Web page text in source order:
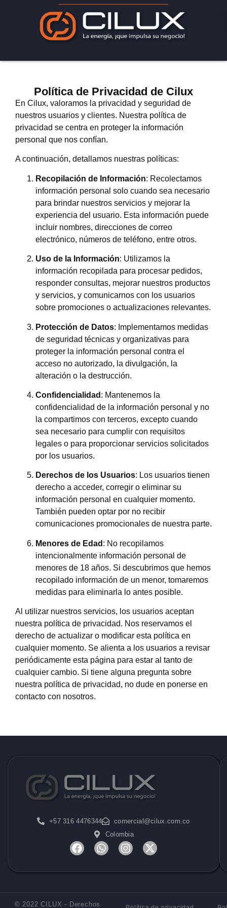
Política de Privacidad de Cilux
En Cilux, valoramos la privacidad y seguridad de
nuestros usuarios y clientes. Nuestra política de
privacidad se centra en proteger la información
personal que nos confían.
A continuación, detallamos nuestras políticas:
Recopilación de Información: Recolectamos
información personal solo cuando sea necesario
para brindar nuestros servicios y mejorar la
experiencia del usuario. Esta información puede
incluir nombres, direcciones de correo
electrónico, números de teléfono, entre otros.
Uso de la Información: Utilizamos la
información recopilada para procesar pedidos,
responder consultas, mejorar nuestros productos
y servicios, y comunicarnos con los usuarios
sobre promociones o actualizaciones relevantes.
Protección de Datos: Implementamos medidas
de seguridad técnicas y organizativas para
proteger la información personal contra el
acceso no autorizado, la divulgación, la
alteración o la destrucción.
Confidencialidad : Mantenemos la
confidencialidad de la información personal y no
la compartimos con terceros, excepto cuando
sea necesario para cumplir con requisitos
legales o para proporcionar servicios solicitados
por los usuarios.
Derechos de los Usuarios: Los usuarios tienen
derecho a acceder, corregir o eliminar su
información personal en cualquier momento.
También pueden optar por no recibir
comunicaciones promocionales de nuestra parte.
Menores de Edad : No recopilamos
intencionalmente información personal de
menores de 18 años. Si descubrimos que hemos
recopilado información de un menor, tomaremos
medidas para eliminarla lo antes posible.
Al utilizar nuestros servicios, los usuarios aceptan
nuestra política de privacidad. Nos reservamos el
derecho de actualizar o modificar esta política en
cualquier momento. Se alienta a los usuarios a revisar
periódicamente esta página para estar al tanto de
cualquier cambio. Si tiene alguna pregunta sobre
nuestra política de privacidad, no dude en ponerse en
contacto con nosotros.
+57 316 4476344
comercial@cilux.com.co
Colombia
© 2022 CILUX - Derechos